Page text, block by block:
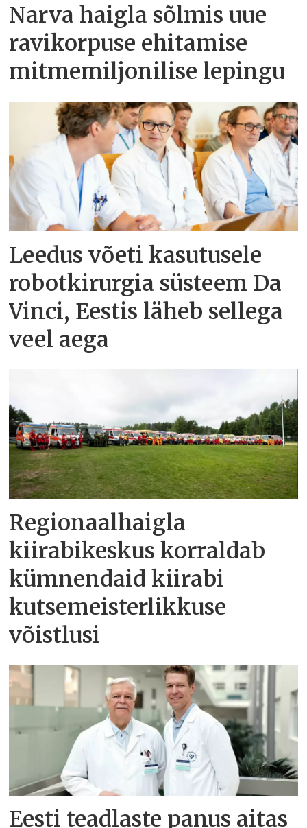
Narva haigla sõlmis uue
ravikorpuse ehitamise
mitmemiljonilise lepingu
Leedus võeti kasutusele
robotkirurgia süsteem Da
Vinci, Eestis läheb sellega
veel aega
Regionaalhaigla
kiirabikeskus korraldab
kümnendaid kiirabi
kutsemeisterlikkuse
võistlusi
Eesti teadlaste panus aitas